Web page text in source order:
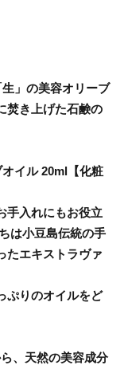
」の美容オリーブ
焚き上げた石鹸の
イル 20ml【化粧
手入れにもお役立
は小豆島伝統の手
たエキストラヴァ
ぷりのオイルをど
、天然の美容成分